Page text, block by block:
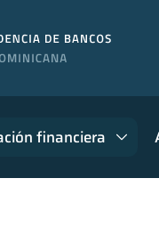
financiera